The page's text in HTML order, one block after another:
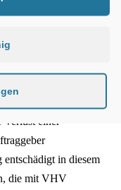
sofort die VHV
aus
einer
in diesem
die mit VHV